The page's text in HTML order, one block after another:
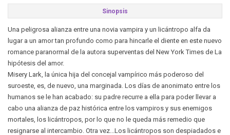
Sinopsis
Una peligrosa alianza entre una novia vampira y un licántropo alfa da
lugar a un amor tan profundo como para hincarle el diente en este nuevo
romance paranormal de la autora superventas del New York Times de La
hipótesis del amor.
Misery Lark, la única hija del concejal vampírico más poderoso del
suroeste, es, de nuevo, una marginada. Los días de anonimato entre los
humanos se le han acabado: su padre recurre a ella para poder llevar a
cabo una alianza de paz histórica entre los vampiros y sus enemigos
mortales, los licántropos, por lo que no le queda más remedio que
resignarse al intercambio. Otra vez...Los licántropos son despiadados e